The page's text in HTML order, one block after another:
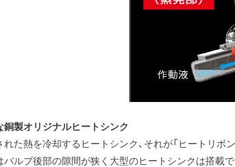
銅製オリジナルヒートシンク
た熱を冷却するヒートシンク、それが「ヒートリボン
ルブ後部の隙間が狭く大型のヒートシンクは搭載で